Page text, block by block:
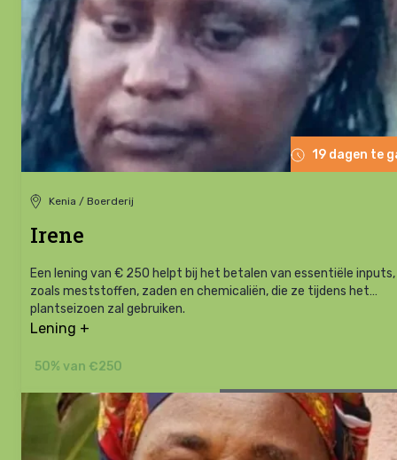
19 dagen te
Kenia / Boerderij
Irene
Een lening van € 250 helpt bij het betalen van essentiële inputs,
zoals meststoffen, zaden en chemicaliën, die ze tijdens het
plantseizoen zal gebruiken.
Lening +
50% van €250